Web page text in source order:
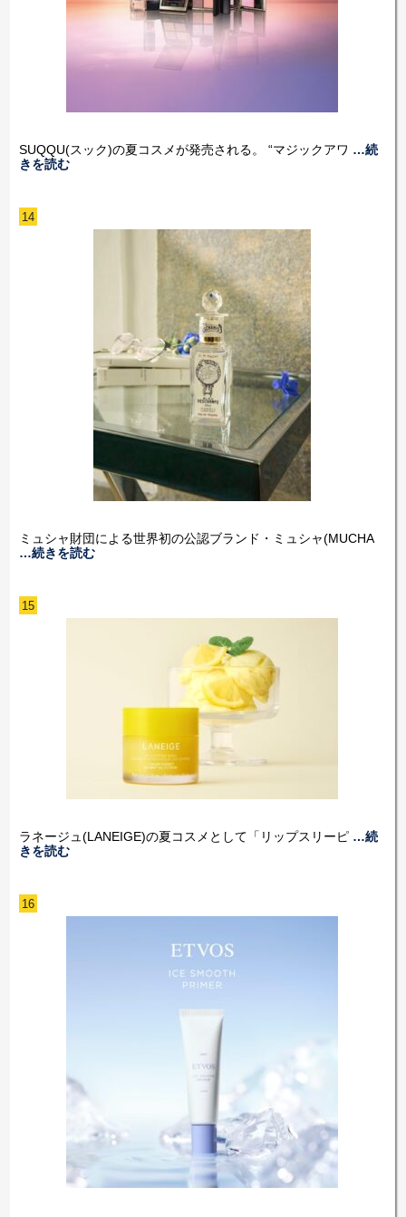
SUQQU(スック)の夏コスメが発売される。 “マジックアワ …続
きを読む
14
ミュシャ財団による世界初の公認ブランド・ミュシャ(MUCHA
…続きを読む
15
ラネージュ(LANEIGE)の夏コスメとして「リップスリーピ …続
きを読む
16